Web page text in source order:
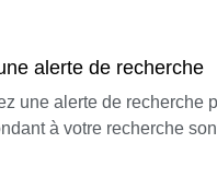
alerte de recherche
une alerte de recherche
à votre recherche